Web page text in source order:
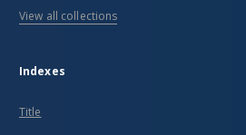
View all collections
Indexes
Title